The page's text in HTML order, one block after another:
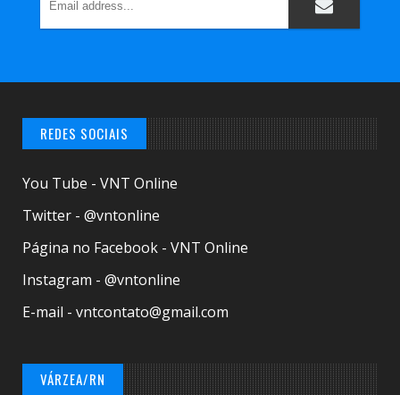
REDES SOCIAIS
You Tube - VNT Online
Twitter - @vntonline
Página no Facebook - VNT Online
Instagram - @vntonline
E-mail - vntcontato@gmail.com
VÁRZEA/RN